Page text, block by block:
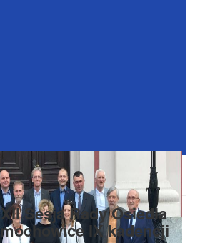
Sesja Rady Osiedla
IX kadencji